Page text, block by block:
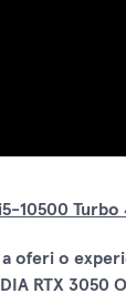
Turbo
oferi o
RTX 3050